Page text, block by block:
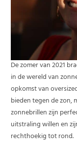
De zomer van 2021
in de wereld van
opkomst van
bieden tegen de zon,
zonnebrillen zijn
uitstraling willen en
rechthoekig tot rond.